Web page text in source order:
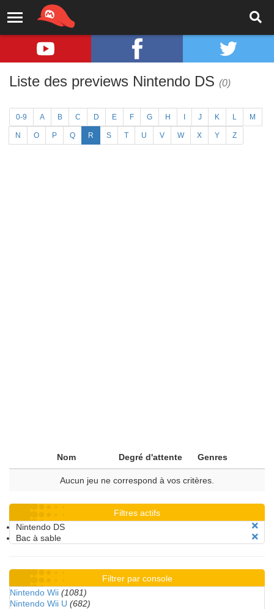
Liste des previews Nintendo DS (0)
0-9 A B C D E F G H J K L M
N O P Q R S T U V W X Y Z
Nom Degré d'attente Genres
Aucun jeu ne correspond à vos critères.
Filtres actifs
Nintendo DS
Bac à sable
Filtrer par console
Nintendo Wii (1081)
Nintendo Wii U (682)